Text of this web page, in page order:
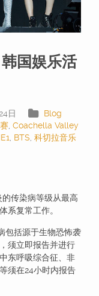
国娱乐活
日
Blog
Coachella Valley
BTS 科切拉音乐
传染病等级从最高
系复常工作。
括源于生物恐怖袭
须立即报告并进行
东呼吸综合征、非
须在24小时内报告